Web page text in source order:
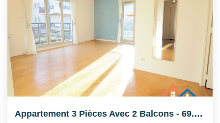
Appartement 3 Pièces Avec 2 Balcons - 69.26 M²